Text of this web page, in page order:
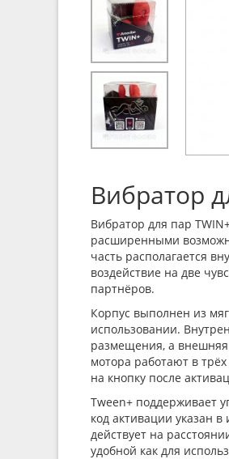
Вибратор
Вибратор для пар
расширенными
часть располагается
воздействие на две
партнёров.
Корпус выполнен из
использовании.
размещения, а
мотора работают в
на кнопку после
Tween+ поддерживает
код активации указан
действует на
удобной как для